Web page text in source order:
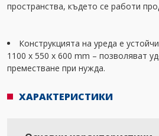
пространства, където се работи
Конструкцията на уреда е
1100 x 550 x 600 mm – позволяват
преместване при нужда.
ХАРАКТЕРИСТИКИ